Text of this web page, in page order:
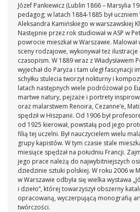
Józef Pankiewicz (Lublin 1866 – Marsylia
pedagog; w latach 1884-1885 był
Aleksandra Kamińskiego w warszawskiej
Następnie przez rok studiował w ASP w
powrocie mieszkał w Warszawie.
sceny rodzajowe, wykonywał też
czasopism. W 1889 wraz z Władysławem
wyjechał do Paryża i tam uległ fascynacji
schyłku stulecia tworzył nokturny i
latach następnych wiele podróżował po
martwe natury, pejzaże i portrety
oraz malarstwem Renoira, Cezanne’e,
spędził w Hiszpanii. Od 1906 był
od 1925 kierował, powstałą pod jego
filią tej uczelni. Był nauczycielem wielu
grupy kapistów. W tym czasie stale
miesiące spędzał na południu Francji.
jego prace należą do najwybitniejszych
dziedzinie sztuki polskiej. W roku 2006 w
w Warszawie odbyła się wielka wystawa
i dzieło”, której towarzyszył obszerny
opracowaną, wyczerpującą monografią
twórczości.